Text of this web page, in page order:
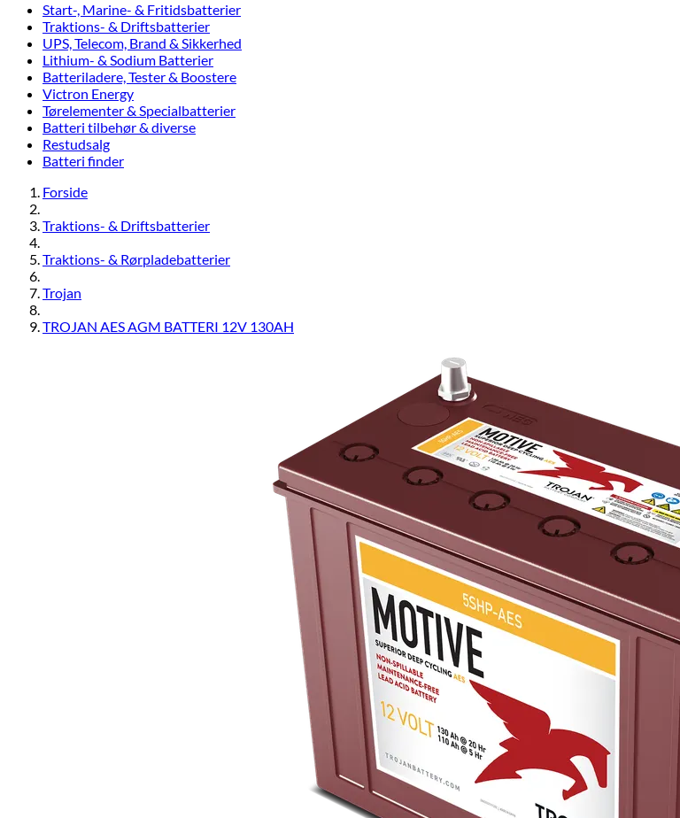
Start-, Marine- & Fritidsbatterier
Traktions- & Driftsbatterier
UPS, Telecom, Brand & Sikkerhed
Lithium- & Sodium Batterier
Batteriladere, Tester & Boostere
Victron Energy
Tørelementer & Specialbatterier
Batteri tilbehør & diverse
Restudsalg
Batteri finder
Forside
Traktions- & Driftsbatterier
Traktions- & Rørpladebatterier
Trojan
TROJAN AES AGM BATTERI 12V 130AH